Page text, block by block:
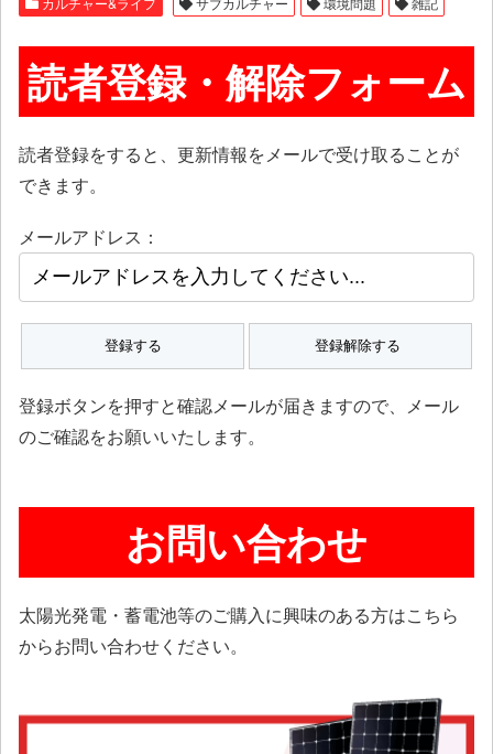
読者登録・解除フォーム
読者登録をすると、更新情報をメールで受け取ることが
できます。
メールアドレス：
登録ボタンを押すと確認メールが届きますので、メール
のご確認をお願いいたします。
お問い合わせ
太陽光発電・蓄電池等のご購入に興味のある方はこちら
からお問い合わせください。